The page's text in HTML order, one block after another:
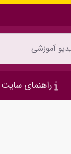
راهنمای سایت